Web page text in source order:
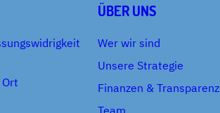
ÜBER UNS
Wer wir sind
Unsere Strategie
Finanzen & Transparenz
Team